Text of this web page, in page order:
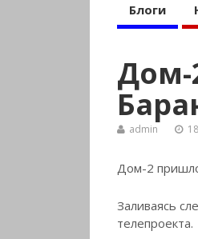
Блоги
Дом-
admin
Дом-2
Заливаясь
телепроекта.